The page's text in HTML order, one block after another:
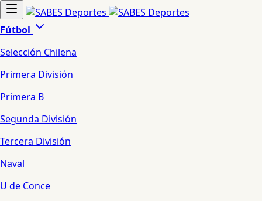
Fútbol
Selección Chilena
Primera División
Primera B
Segunda División
Tercera División
Naval
U de Conce